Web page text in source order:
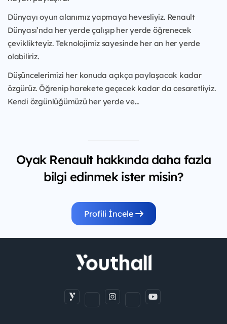
Dünyayı oyun alanımız yapmaya hevesliyiz. Renault
Dünyası’nda her yerde çalışıp her yerde öğrenecek
çeviklikteyiz. Teknolojimiz sayesinde her an her yerde
olabiliriz.
Düşüncelerimizi her konuda açıkça paylaşacak kadar
özgürüz. Öğrenip harekete geçecek kadar da cesaretliyiz.
Kendi özgünlüğümüzü her yerde ve...
Oyak Renault hakkında daha fazla
bilgi edinmek ister misin?
Profili İncele